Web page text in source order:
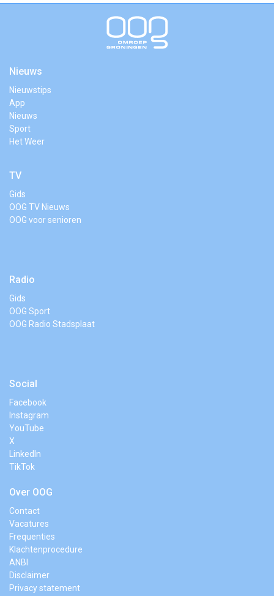
Nieuws
Nieuwstips
App
Nieuws
Sport
Het Weer
TV
Gids
OOG TV Nieuws
OOG voor senioren
Radio
Gids
OOG Sport
OOG Radio Stadsplaat
Social
Facebook
Instagram
YouTube
X
LinkedIn
TikTok
Over OOG
Contact
Vacatures
Frequenties
Klachtenprocedure
ANBI
Disclaimer
Privacy statement